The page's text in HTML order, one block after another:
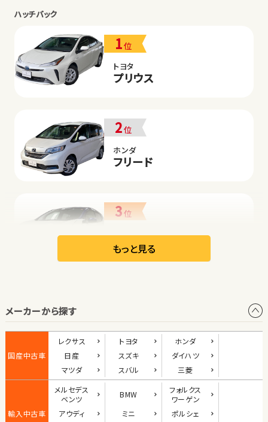
ハッチバック
1位
トヨタ
プリウス
2位
ホンダ
フリード
3位
日産
リーフ
1位
ダイハツ
コペン
2
もっと見る
メーカーから探す
国産中古車
レクサス トヨタ
ホンダ
日産
スズキ
ダイハツ
マツダ
スバル 三菱
輸入中古車
メルセデス
ベンツ
BMW
フォルクス
ワーゲン
アウディ
ミニ
ポルシェ